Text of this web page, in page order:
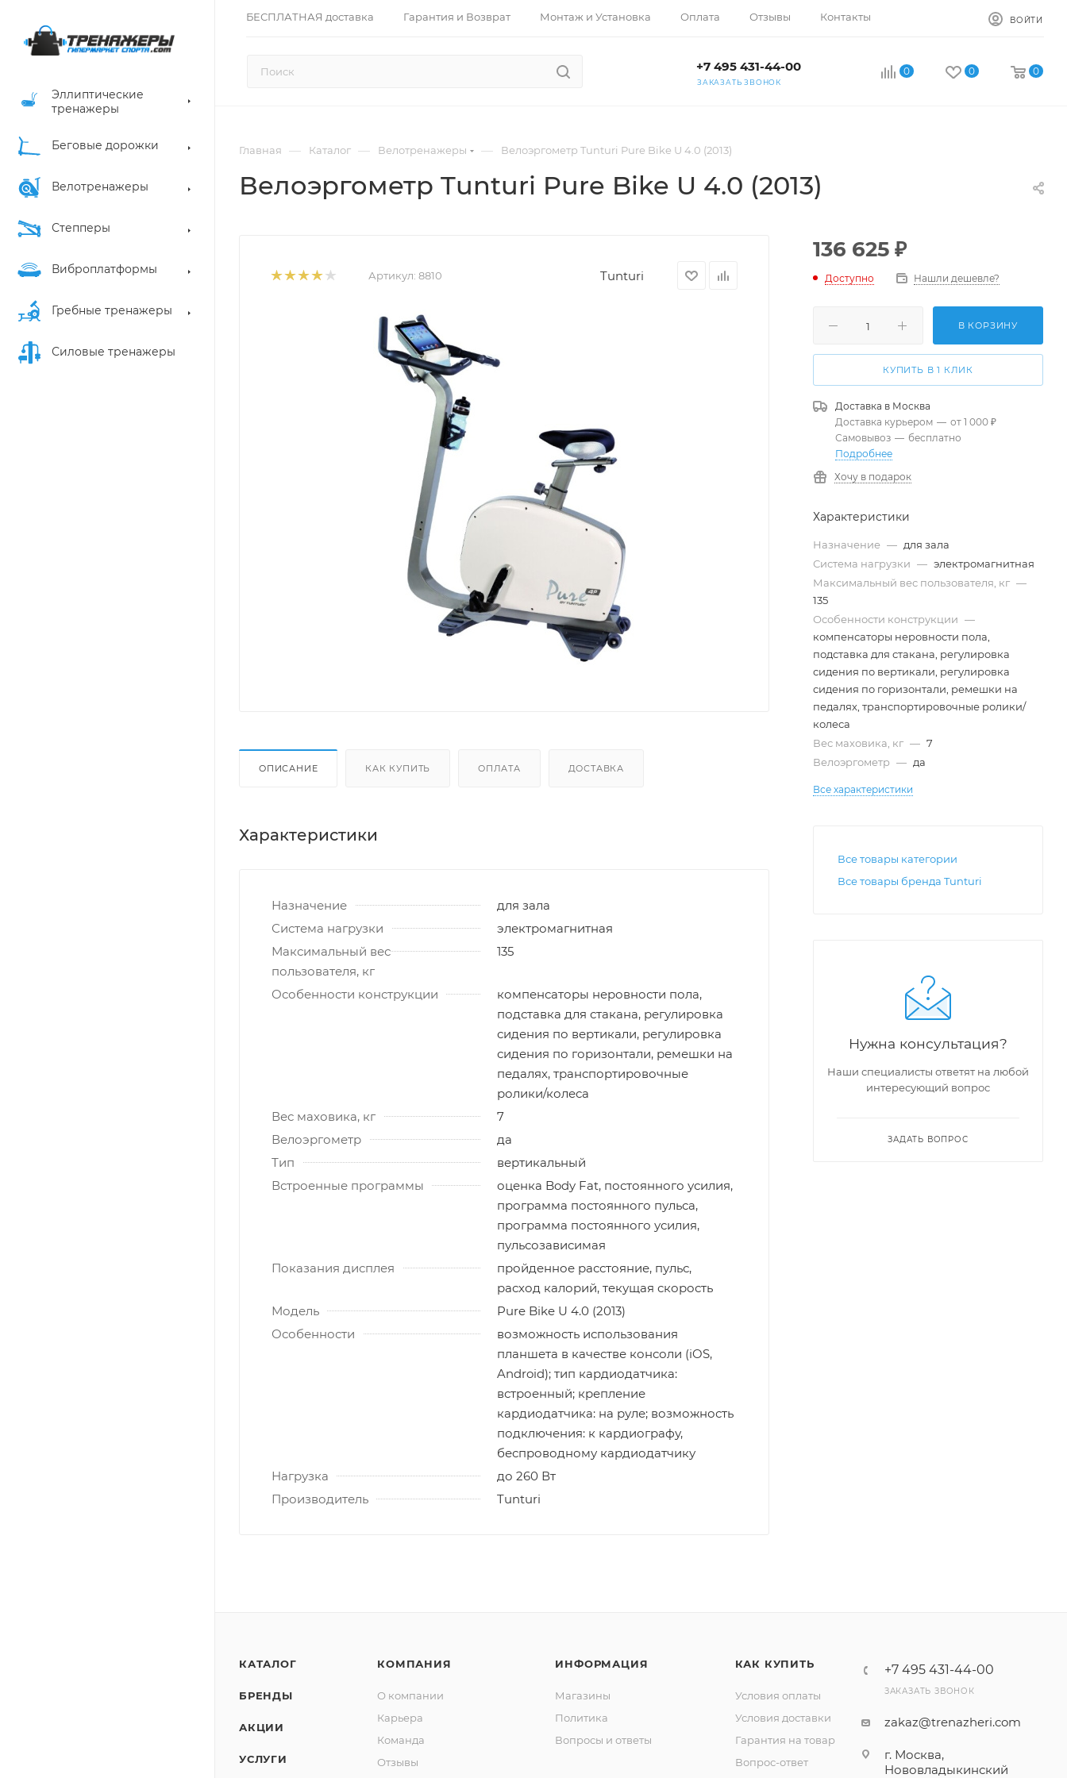
БЕСПЛАТНАЯ доставка Гарантия и Возврат Монтаж и Установка Оплата Отзывы Контакты ВОЙТИ
+7 495 431-44-00
ЗАКАЗАТЬ ЗВОНОК
0 0 0
Эллиптические
тренажеры
Беговые дорожки
Велотренажеры
Степперы
Виброплатформы
Гребные тренажеры
Силовые тренажеры
Главная — Каталог — Велотренажеры — Велоэргометр Tunturi Pure Bike U 4.0 (2013)
Велоэргометр Tunturi Pure Bike U 4.0 (2013)
Артикул: 8810 Tunturi
ОПИСАНИЕ КАК КУПИТЬ ОПЛАТА ДОСТАВКА
Характеристики
Назначение
для зала
Система нагрузки
электромагнитная
Максимальный вес
пользователя, кг
135
Особенности конструкции
компенсаторы неровности пола,
подставка для стакана, регулировка
сидения по вертикали, регулировка
сидения по горизонтали, ремешки на
педалях, транспортировочные
ролики/колеса
Вес маховика, кг
7
Велоэргометр
да
Тип
вертикальный
Встроенные программы
оценка Body Fat, постоянного усилия,
программа постоянного пульса,
программа постоянного усилия,
пульсозависимая
Показания дисплея
пройденное расстояние, пульс,
расход калорий, текущая скорость
Модель
Pure Bike U 4.0 (2013)
Особенности
возможность использования
планшета в качестве консоли (iOS,
Android); тип кардиодатчика:
встроенный; крепление
кардиодатчика: на руле; возможность
подключения: к кардиографу,
беспроводному кардиодатчику
Нагрузка
до 260 Вт
Производитель
Tunturi
136 625 ₽
Доступно Нашли дешевле?
В КОРЗИНУ
КУПИТЬ В 1 КЛИК
Доставка в Москва
Доставка курьером — от 1 000 ₽
Самовывоз — бесплатно
Подробнее
Хочу в подарок
Характеристики
Назначение — для зала
Система нагрузки — электромагнитная
Максимальный вес пользователя, кг —
135
Особенности конструкции —
компенсаторы неровности пола,
подставка для стакана, регулировка
сидения по вертикали, регулировка
сидения по горизонтали, ремешки на
педалях, транспортировочные ролики/
колеса
Вес маховика, кг — 7
Велоэргометр — да
Все характеристики
Все товары категории
Все товары бренда Tunturi
Нужна консультация?
Наши специалисты ответят на любой
интересующий вопрос
ЗАДАТЬ ВОПРОС
КАТАЛОГ
БРЕНДЫ
АКЦИИ
УСЛУГИ
КОМПАНИЯ
О компании
Карьера
Команда
Отзывы
ИНФОРМАЦИЯ
Магазины
Политика
Вопросы и ответы
КАК КУПИТЬ
Условия оплаты
Условия доставки
Гарантия на товар
Вопрос-ответ
+7 495 431-44-00
ЗАКАЗАТЬ ЗВОНОК
zakaz@trenazheri.com
г. Москва,
Нововладыкинский